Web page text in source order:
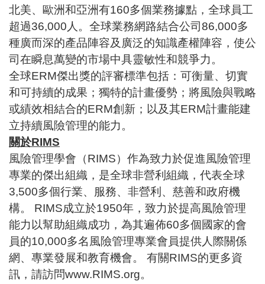
北美、歐洲和亞洲有160多個業務據點，全球員工
超過36,000人。全球業務網路結合公司86,000多
種廣而深的產品陣容及廣泛的知識產權陣容，使公
司在瞬息萬變的市場中具靈敏性和競爭力。
全球ERM傑出獎的評審標準包括：可衡量、切實
和可持續的成果；獨特的計畫優勢；將風險與戰略
或績效相結合的ERM創新；以及其ERM計畫能建
立持續風險管理的能力。
關於RIMS
風險管理學會（RIMS）作為致力於促進風險管理
專業的傑出組織，是全球非營利組織，代表全球
3,500多個行業、服務、非營利、慈善和政府機
構。 RIMS成立於1950年，致力於提高風險管理
能力以幫助組織成功，為其遍佈60多個國家的會
員的10,000多名風險管理專業會員提供人際關係
網、專業發展和教育機會。 有關RIMS的更多資
訊，請訪問www.RIMS.org。